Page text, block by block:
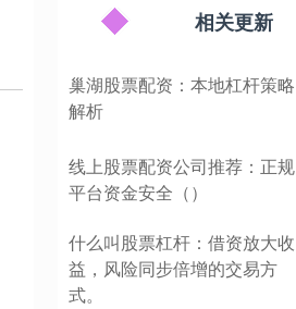
相关更新
巢湖股票配资：本地杠杆策略
解析
线上股票配资公司推荐：正规
平台资金安全（）
什么叫股票杠杆：借资放大收
益，风险同步倍增的交易方
式。